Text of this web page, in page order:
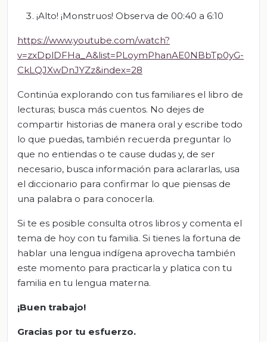
¡Alto! ¡Monstruos! Observa de 00:40 a 6:10
https://www.youtube.com/watch?
v=zxDplDFHa_A&list=PLoymPhanAE0NBbTp0yG-
CkLQJXwDnJYZz&index=28
Continúa explorando con tus familiares el libro de
lecturas; busca más cuentos. No dejes de
compartir historias de manera oral y escribe todo
lo que puedas, también recuerda preguntar lo
que no entiendas o te cause dudas y, de ser
necesario, busca información para aclararlas, usa
el diccionario para confirmar lo que piensas de
una palabra o para conocerla.
Si te es posible consulta otros libros y comenta el
tema de hoy con tu familia. Si tienes la fortuna de
hablar una lengua indígena aprovecha también
este momento para practicarla y platica con tu
familia en tu lengua materna.
¡Buen trabajo!
Gracias por tu esfuerzo.